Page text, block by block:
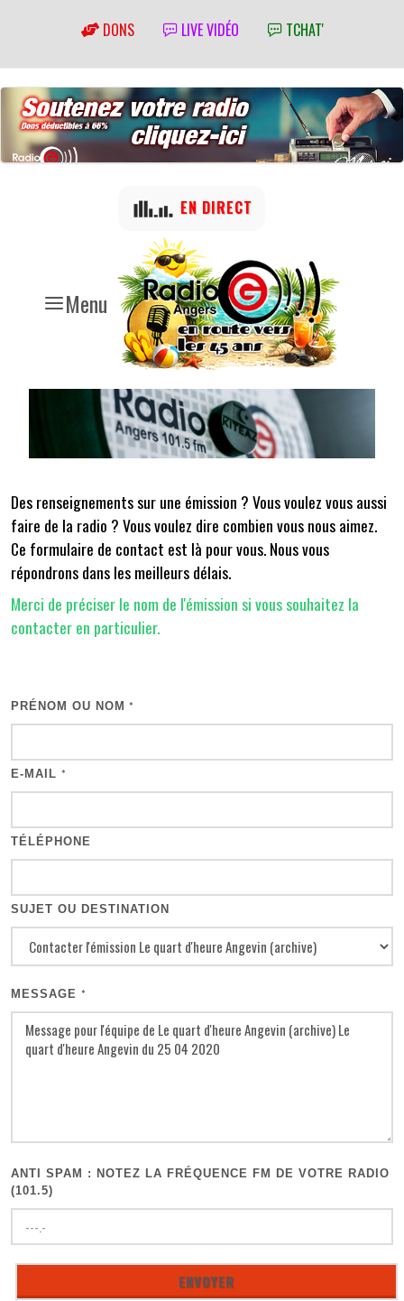
DONS LIVE VIDÉO TCHAT'
Menu
EN DIRECT
Des renseignements sur une émission ? Vous voulez vous aussi
faire de la radio ? Vous voulez dire combien vous nous aimez.
Ce formulaire de contact est là pour vous. Nous vous
répondrons dans les meilleurs délais.
Merci de préciser le nom de l'émission si vous souhaitez la
contacter en particulier.
PRÉNOM OU NOM *
E-MAIL *
TÉLÉPHONE
SUJET OU DESTINATION
MESSAGE *
ANTI SPAM : NOTEZ LA FRÉQUENCE FM DE VOTRE RADIO
(101.5)